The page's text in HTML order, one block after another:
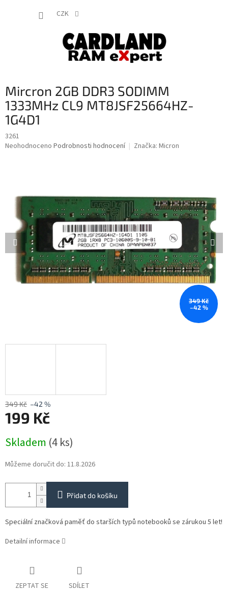
CZK
Mircron 2GB DDR3 SODIMM
1333MHz CL9 MT8JSF25664HZ-
1G4D1
3261
Průměrné
hvězdiček.
Neohodnoceno Podrobnosti hodnocení Značka: Micron
349 Kč
–42 %
349 Kč –42 %
199 Kč
cena:
Skladem (4 ks)
Můžeme doručit do: 11.8.2026
Přidat do košíku
Speciální značková paměť do starších typů notebooků se zárukou 5 let!
Detailní informace
ZEPTAT SE SDÍLET